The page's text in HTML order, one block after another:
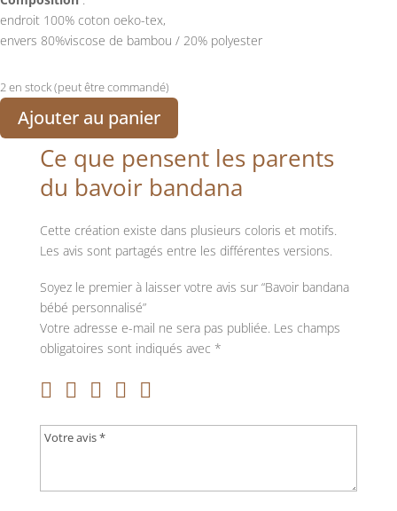
endroit 100% coton oeko-tex,
envers 80%viscose de bambou / 20% polyester
2 en stock (peut être commandé)
Ajouter au panier
Ce que pensent les parents
du bavoir bandana
Cette création existe dans plusieurs coloris et motifs.
Les avis sont partagés entre les différentes versions.
Soyez le premier à laisser votre avis sur “Bavoir bandana
bébé personnalisé”
Votre adresse e-mail ne sera pas publiée. Les champs
obligatoires sont indiqués avec *